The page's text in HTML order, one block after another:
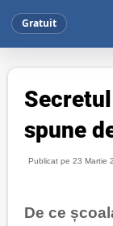
Gratuit
spune
Publicat pe 23 Martie
De ce